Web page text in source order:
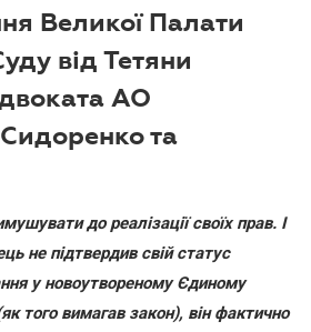
Великої Палати
від Тетяни
АО
та
до реалізації своїх прав. І
не підтвердив свій статус
у новоутвореному Єдиному
того вимагав закон), він фактично